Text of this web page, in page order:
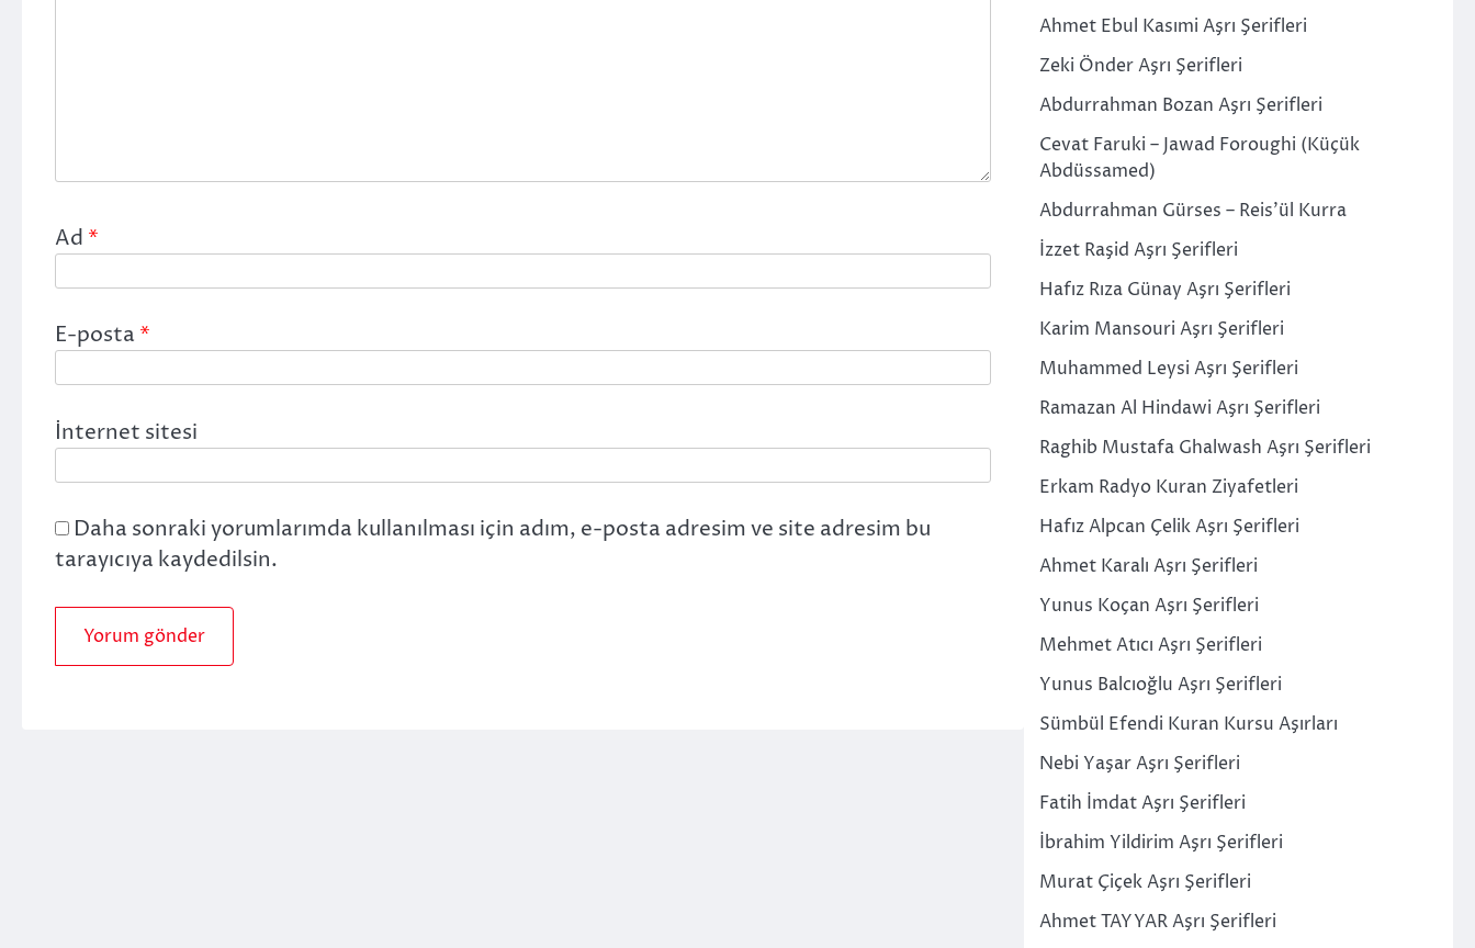
Ad *
E-posta *
İnternet sitesi
Daha sonraki yorumlarımda kullanılması için adım, e-posta adresim ve site adresim bu
tarayıcıya kaydedilsin.
Ahmet Ebul Kasımi Aşrı Şerifleri
Zeki Önder Aşrı Şerifleri
Abdurrahman Bozan Aşrı Şerifleri
Cevat Faruki – Jawad Foroughi (Küçük
Abdüssamed)
Abdurrahman Gürses – Reis’ül Kurra
İzzet Raşid Aşrı Şerifleri
Hafız Rıza Günay Aşrı Şerifleri
Karim Mansouri Aşrı Şerifleri
Muhammed Leysi Aşrı Şerifleri
Ramazan Al Hindawi Aşrı Şerifleri
Raghib Mustafa Ghalwash Aşrı Şerifleri
Erkam Radyo Kuran Ziyafetleri
Hafız Alpcan Çelik Aşrı Şerifleri
Ahmet Karalı Aşrı Şerifleri
Yunus Koçan Aşrı Şerifleri
Mehmet Atıcı Aşrı Şerifleri
Yunus Balcıoğlu Aşrı Şerifleri
Sümbül Efendi Kuran Kursu Aşırları
Nebi Yaşar Aşrı Şerifleri
Fatih İmdat Aşrı Şerifleri
İbrahim Yildirim Aşrı Şerifleri
Murat Çiçek Aşrı Şerifleri
Ahmet TAYYAR Aşrı Şerifleri